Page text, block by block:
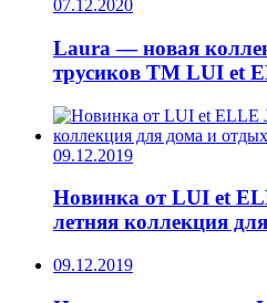
07.12.2020
Laura — новая
трусиков ТМ LUI et
09.12.2019
Новинка от LUI et
летняя коллекция
09.12.2019